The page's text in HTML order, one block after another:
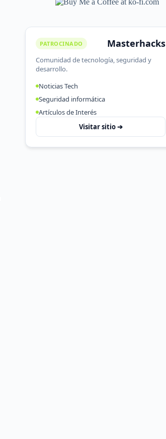
PATROCINADO Masterhacks
Comunidad de tecnología, seguridad y
desarrollo.
Noticias Tech
Seguridad informática
Artículos de Interés
Visitar sitio ➔